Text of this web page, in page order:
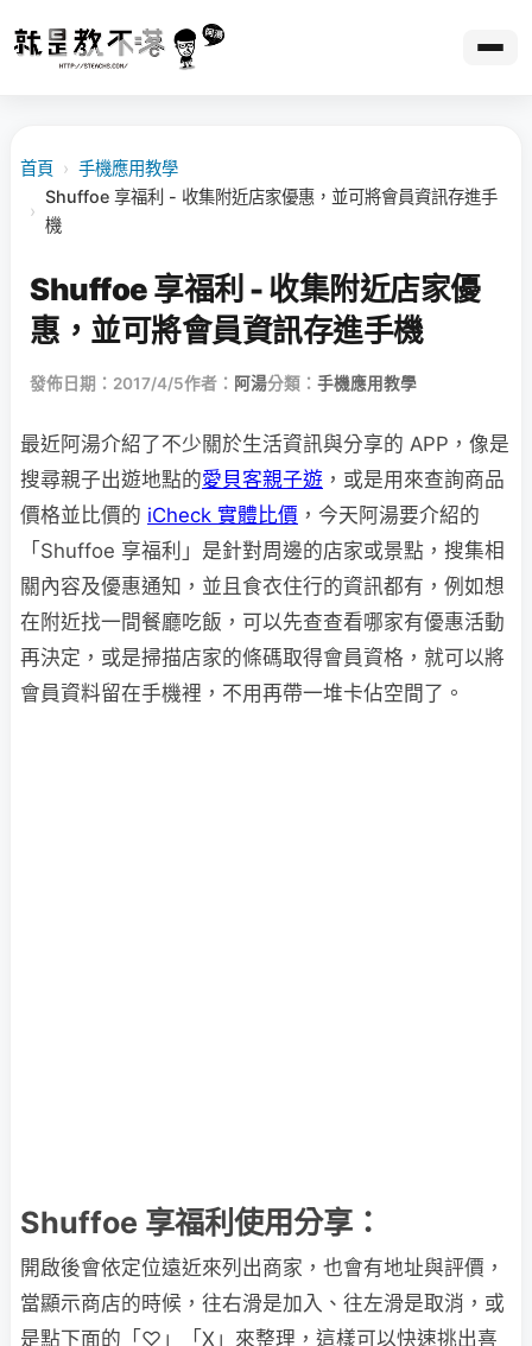
首頁 › 手機應用教學
›
Shuffoe 享福利 - 收集附近店家優惠，並可將會員資訊存進手
機
Shuffoe 享福利 - 收集附近店家優
惠，並可將會員資訊存進手機
發佈日期：2017/4/5作者： 阿湯分類： 手機應用教學
最近阿湯介紹了不少關於生活資訊與分享的 APP，像是
搜尋親子出遊地點的愛貝客親子遊 ，或是用來查詢商品
價格並比價的 iCheck 實體比價 ，今天阿湯要介紹的
「Shuffoe 享福利」是針對周邊的店家或景點，搜集相
關內容及優惠通知，並且食衣住行的資訊都有，例如想
在附近找一間餐廳吃飯，可以先查查看哪家有優惠活動
再決定，或是掃描店家的條碼取得會員資格，就可以將
會員資料留在手機裡，不用再帶一堆卡佔空間了。
Shuffoe 享福利使用分享：
開啟後會依定位遠近來列出商家，也會有地址與評價，
當顯示商店的時候，往右滑是加入、往左滑是取消，或
是點下面的「♡」「X」來整理，這樣可以快速挑出喜